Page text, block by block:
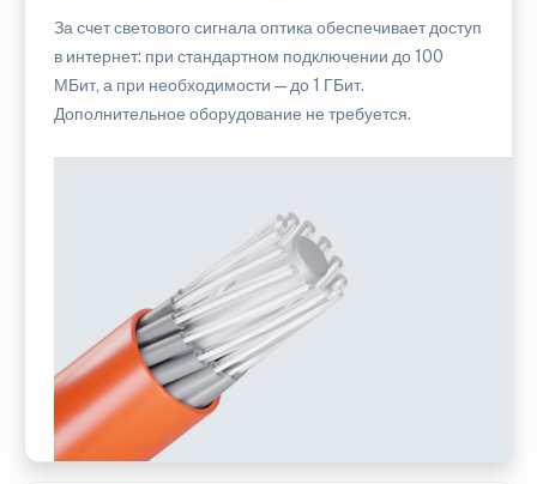
За счет светового сигнала оптика обеспечивает доступ
в интернет: при стандартном подключении до 100
МБит, а при необходимости — до 1 ГБит.
Дополнительное оборудование не требуется.